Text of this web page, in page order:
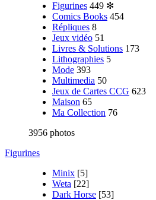
Figurines 449 ✻
Comics Books 454
Répliques 8
Jeux vidéo 51
Livres & Solutions 173
Lithographies 5
Mode 393
Multimedia 50
Jeux de Cartes CCG 623
Maison 65
Ma Collection 76
3956 photos
Figurines
Minix [5]
Weta [22]
Dark Horse [53]